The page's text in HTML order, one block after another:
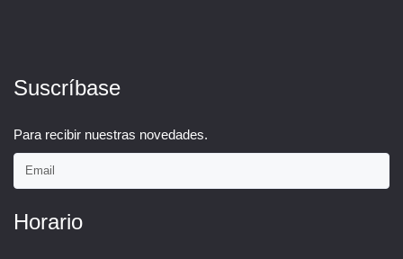
Suscríbase
Para recibir nuestras novedades.
Horario